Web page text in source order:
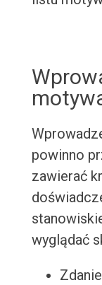
powinno
zawierać
wyglądać